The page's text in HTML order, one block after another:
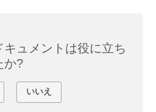
キュメントは役に立ち
か?
いいえ